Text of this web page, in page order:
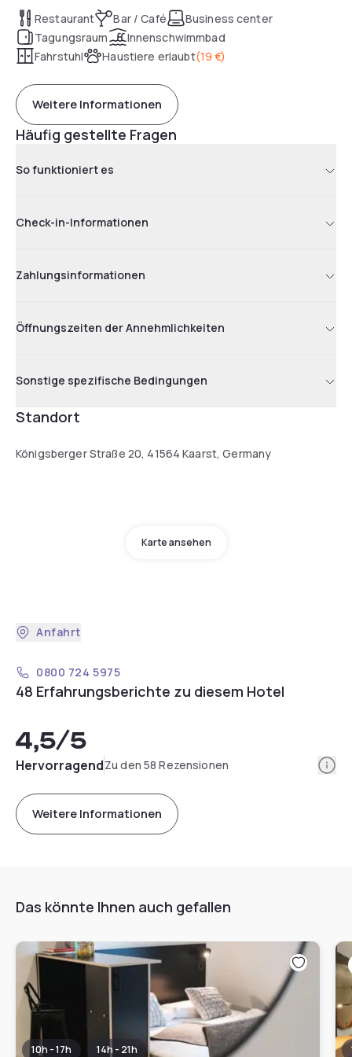
Restaurant Bar / Café
Business center
Tagungsraum
Innenschwimmbad
Fahrstuhl
Haustiere erlaubt(19 €)
Weitere Informationen
Häufig gestellte Fragen
So funktioniert es
Check-in-Informationen
Zahlungsinformationen
Öffnungszeiten der Annehmlichkeiten
Sonstige spezifische Bedingungen
Standort
Königsberger Straße 20, 41564 Kaarst, Germany
Karte ansehen
Anfahrt
0800 724 5975
48 Erfahrungsberichte zu diesem Hotel
4,5/5
HervorragendZu den 58 Rezensionen
Weitere Informationen
Das könnte Ihnen auch gefallen
10h - 17h 14h - 21h